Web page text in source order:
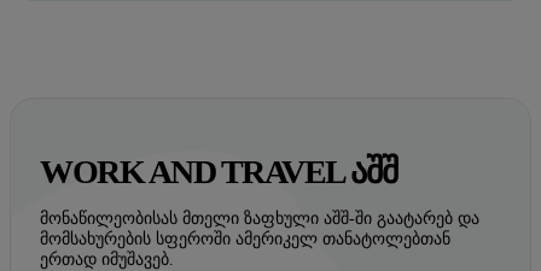
WORK AND TRAVEL ᲐᲨᲨ
მონაწილეობისას მთელი ზაფხული აშშ-ში გაატარებ და
მომსახურების სფეროში ამერიკელ თანატოლებთან
ერთად იმუშავებ.